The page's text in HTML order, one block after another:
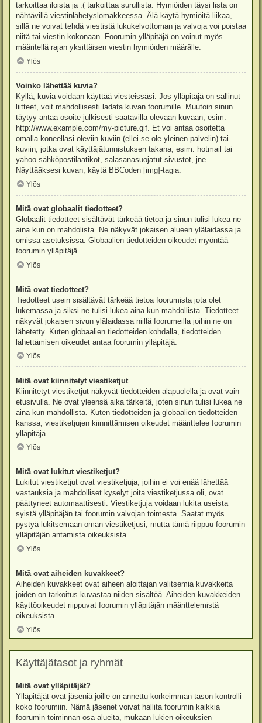
tarkoittaa iloista ja :( tarkoittaa surullista. Hymiöiden täysi lista on
nähtävillä viestinlähetyslomakkeessa. Älä käytä hymiöitä liikaa,
sillä ne voivat tehdä viestistä lukukelvottoman ja valvoja voi poistaa
niitä tai viestin kokonaan. Foorumin ylläpitäjä on voinut myös
määritellä rajan yksittäisen viestin hymiöiden määrälle.
Ylös
Voinko lähettää kuvia?
Kyllä, kuvia voidaan käyttää viesteissäsi. Jos ylläpitäjä on sallinut
liitteet, voit mahdollisesti ladata kuvan foorumille. Muutoin sinun
täytyy antaa osoite julkisesti saatavilla olevaan kuvaan, esim.
http://www.example.com/my-picture.gif. Et voi antaa osoitetta
omalla koneellasi oleviin kuviin (ellei se ole yleinen palvelin) tai
kuviin, jotka ovat käyttäjätunnistuksen takana, esim. hotmail tai
yahoo sähköpostilaatikot, salasanasuojatut sivustot, jne.
Näyttääksesi kuvan, käytä BBCoden [img]-tagia.
Ylös
Mitä ovat globaalit tiedotteet?
Globaalit tiedotteet sisältävät tärkeää tietoa ja sinun tulisi lukea ne
aina kun on mahdolista. Ne näkyvät jokaisen alueen ylälaidassa ja
omissa asetuksissa. Globaalien tiedotteiden oikeudet myöntää
foorumin ylläpitäjä.
Ylös
Mitä ovat tiedotteet?
Tiedotteet usein sisältävät tärkeää tietoa foorumista jota olet
lukemassa ja siksi ne tulisi lukea aina kun mahdollista. Tiedotteet
näkyvät jokaisen sivun ylälaidassa niillä foorumeilla joihin ne on
lähetetty. Kuten globaalien tiedotteiden kohdalla, tiedotteiden
lähettämisen oikeudet antaa foorumin ylläpitäjä.
Ylös
Mitä ovat kiinnitetyt viestiketjut
Kiinnitetyt viestiketjut näkyvät tiedotteiden alapuolella ja ovat vain
etusivulla. Ne ovat yleensä aika tärkeitä, joten sinun tulisi lukea ne
aina kun mahdollista. Kuten tiedotteiden ja globaalien tiedotteiden
kanssa, viestiketjujen kiinnittämisen oikeudet määrittelee foorumin
ylläpitäjä.
Ylös
Mitä ovat lukitut viestiketjut?
Lukitut viestiketjut ovat viestiketjuja, joihin ei voi enää lähettää
vastauksia ja mahdolliset kyselyt joita viestiketjussa oli, ovat
päättyneet automaattisesti. Viestiketjuja voidaan lukita useista
syistä ylläpitäjän tai foorumin valvojan toimesta. Saatat myös
pystyä lukitsemaan oman viestiketjusi, mutta tämä riippuu foorumin
ylläpitäjän antamista oikeuksista.
Ylös
Mitä ovat aiheiden kuvakkeet?
Aiheiden kuvakkeet ovat aiheen aloittajan valitsemia kuvakkeita
joiden on tarkoitus kuvastaa niiden sisältöä. Aiheiden kuvakkeiden
käyttöoikeudet riippuvat foorumin ylläpitäjän määrittelemistä
oikeuksista.
Ylös
Käyttäjätasot ja ryhmät
Mitä ovat ylläpitäjät?
Ylläpitäjät ovat jäseniä joille on annettu korkeimman tason kontrolli
koko foorumiin. Nämä jäsenet voivat hallita foorumin kaikkia
foorumin toiminnan osa-alueita, mukaan lukien oikeuksien